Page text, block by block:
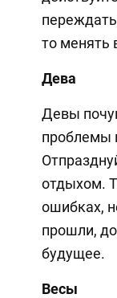
то менять
Дева
Девы
проблемы
отдыхом.
ошибках,
прошли,
будущее.
Весы